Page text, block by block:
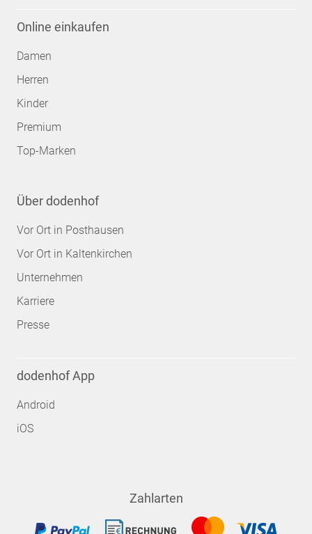
Online einkaufen
Damen
Herren
Kinder
Premium
Top-Marken
Über dodenhof
Vor Ort in Posthausen
Vor Ort in Kaltenkirchen
Unternehmen
Karriere
Presse
dodenhof App
Android
iOS
Zahlarten